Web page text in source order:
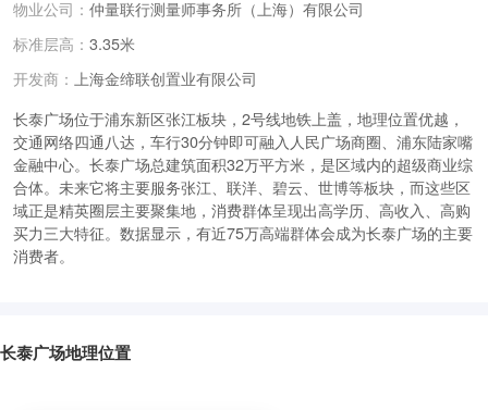
物业公司： 仲量联行测量师事务所（上海）有限公司
标准层高： 3.35米
开发商： 上海金缔联创置业有限公司
长泰广场位于浦东新区张江板块，2号线地铁上盖，地理位置优越，
交通网络四通八达，车行30分钟即可融入人民广场商圈、浦东陆家嘴
金融中心。长泰广场总建筑面积32万平方米，是区域内的超级商业综
合体。未来它将主要服务张江、联洋、碧云、世博等板块，而这些区
域正是精英圈层主要聚集地，消费群体呈现出高学历、高收入、高购
买力三大特征。数据显示，有近75万高端群体会成为长泰广场的主要
消费者。
长泰广场地理位置